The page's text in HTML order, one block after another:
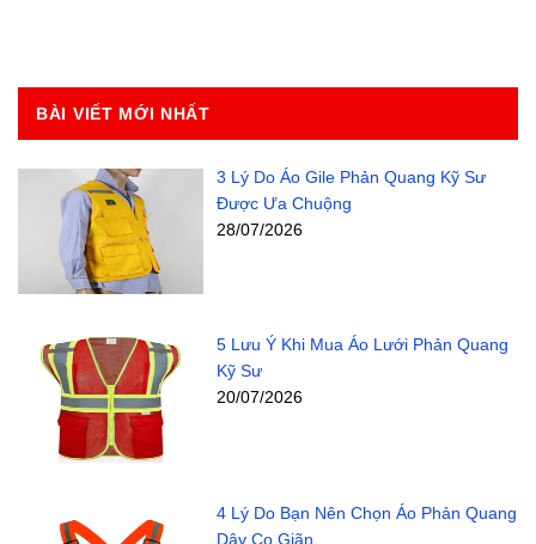
BÀI VIẾT MỚI NHẤT
3 Lý Do Áo Gile Phản Quang Kỹ Sư
Được Ưa Chuộng
28/07/2026
5 Lưu Ý Khi Mua Áo Lưới Phản Quang
Kỹ Sư
20/07/2026
4 Lý Do Bạn Nên Chọn Áo Phản Quang
Dây Co Giãn